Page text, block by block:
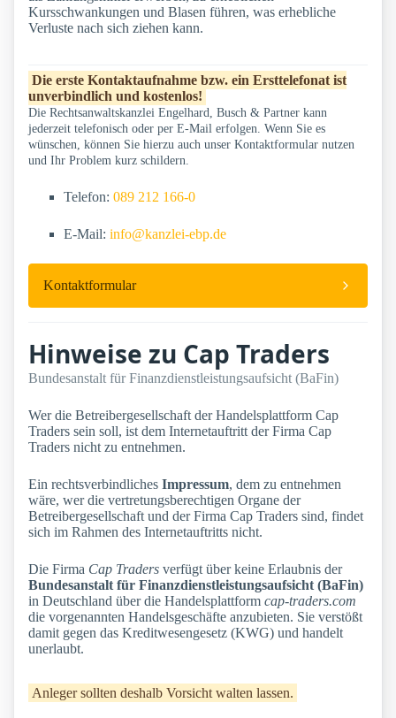
Kursschwankungen und Blasen führen, was erhebliche
Verluste nach sich ziehen kann.
Die erste Kontaktaufnahme bzw. ein Ersttelefonat ist
unverbindlich und kostenlos!
Die Rechtsanwaltskanzlei Engelhard, Busch & Partner kann
jederzeit telefonisch oder per E-Mail erfolgen. Wenn Sie es
wünschen, können Sie hierzu auch unser Kontaktformular nutzen
und Ihr Problem kurz schildern.
Telefon: 089 212 166-0
E-Mail: info@kanzlei-ebp.de
Kontaktformular
Hinweise zu Cap Traders
Bundesanstalt für Finanzdienstleistungsaufsicht (BaFin)
Wer die Betreibergesellschaft der Handelsplattform Cap
Traders sein soll, ist dem Internetauftritt der Firma Cap
Traders nicht zu entnehmen.
Ein rechtsverbindliches Impressum, dem zu entnehmen
wäre, wer die vertretungsberechtigen Organe der
Betreibergesellschaft und der Firma Cap Traders sind, findet
sich im Rahmen des Internetauftritts nicht.
Die Firma Cap Traders verfügt über keine Erlaubnis der
Bundesanstalt für Finanzdienstleistungsaufsicht (BaFin)
in Deutschland über die Handelsplattform cap-traders.com
die vorgenannten Handelsgeschäfte anzubieten. Sie verstößt
damit gegen das Kreditwesengesetz (KWG) und handelt
unerlaubt.
Anleger sollten deshalb Vorsicht walten lassen.